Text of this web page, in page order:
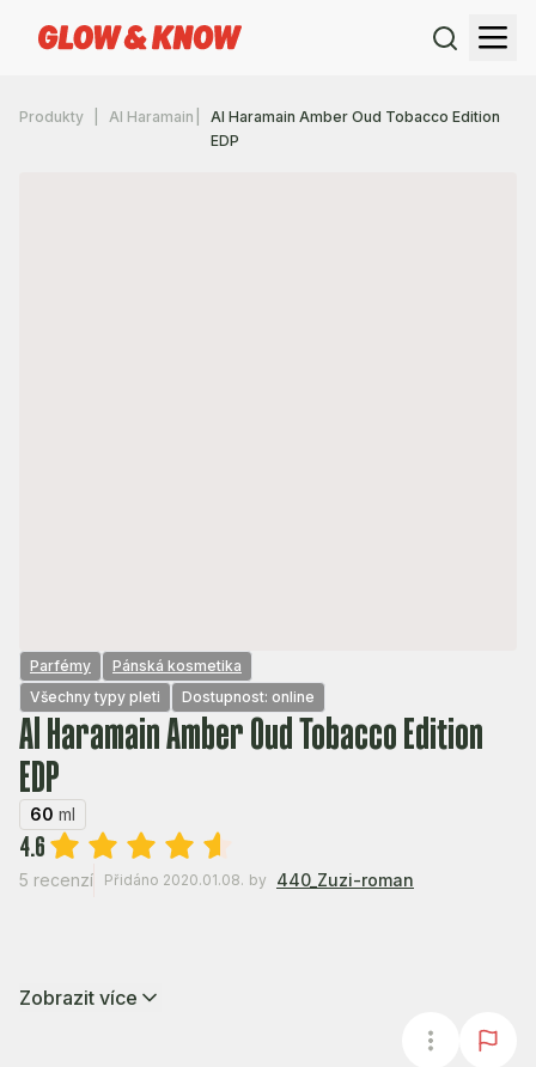
Produkty Al Haramain
Al Haramain Amber Oud Tobacco Edition
EDP
Parfémy
Pánská kosmetika
Všechny typy pleti
Dostupnost: online
Al Haramain Amber Oud Tobacco Edition
EDP
60 ml
4.6
5 recenzí Přidáno 2020.01.08. by 440_Zuzi-roman
Zobrazit více